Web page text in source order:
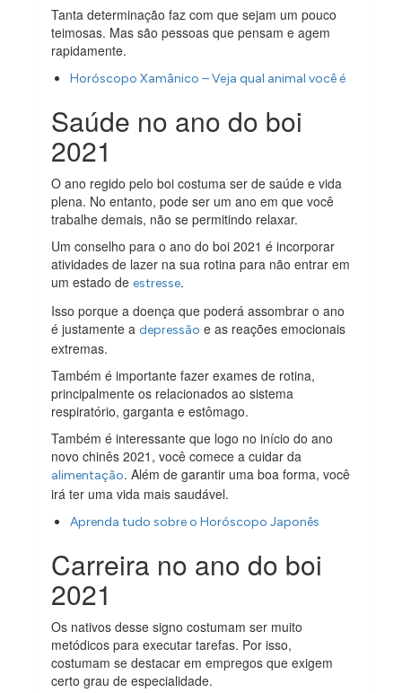
Tanta determinação faz com que sejam um pouco
teimosas. Mas são pessoas que pensam e agem
rapidamente.
Horóscopo Xamânico – Veja qual animal você é
Saúde no ano do boi
2021
O ano regido pelo boi costuma ser de saúde e vida
plena. No entanto, pode ser um ano em que você
trabalhe demais, não se permitindo relaxar.
Um conselho para o ano do boi 2021 é incorporar
atividades de lazer na sua rotina para não entrar em
um estado deestresse.
Isso porque a doença que poderá assombrar o ano
é justamente adepressão e as reações emocionais
extremas.
Também é importante fazer exames de rotina,
principalmente os relacionados ao sistema
respiratório, garganta e estômago.
Também é interessante que logo no início do ano
novo chinês 2021, você comece a cuidar da
alimentação. Além de garantir uma boa forma, você
irá ter uma vida mais saudável.
Aprenda tudo sobre o Horóscopo Japonês
Carreira no ano do boi
2021
Os nativos desse signo costumam ser muito
metódicos para executar tarefas. Por isso,
costumam se destacar em empregos que exigem
certo grau de especialidade.